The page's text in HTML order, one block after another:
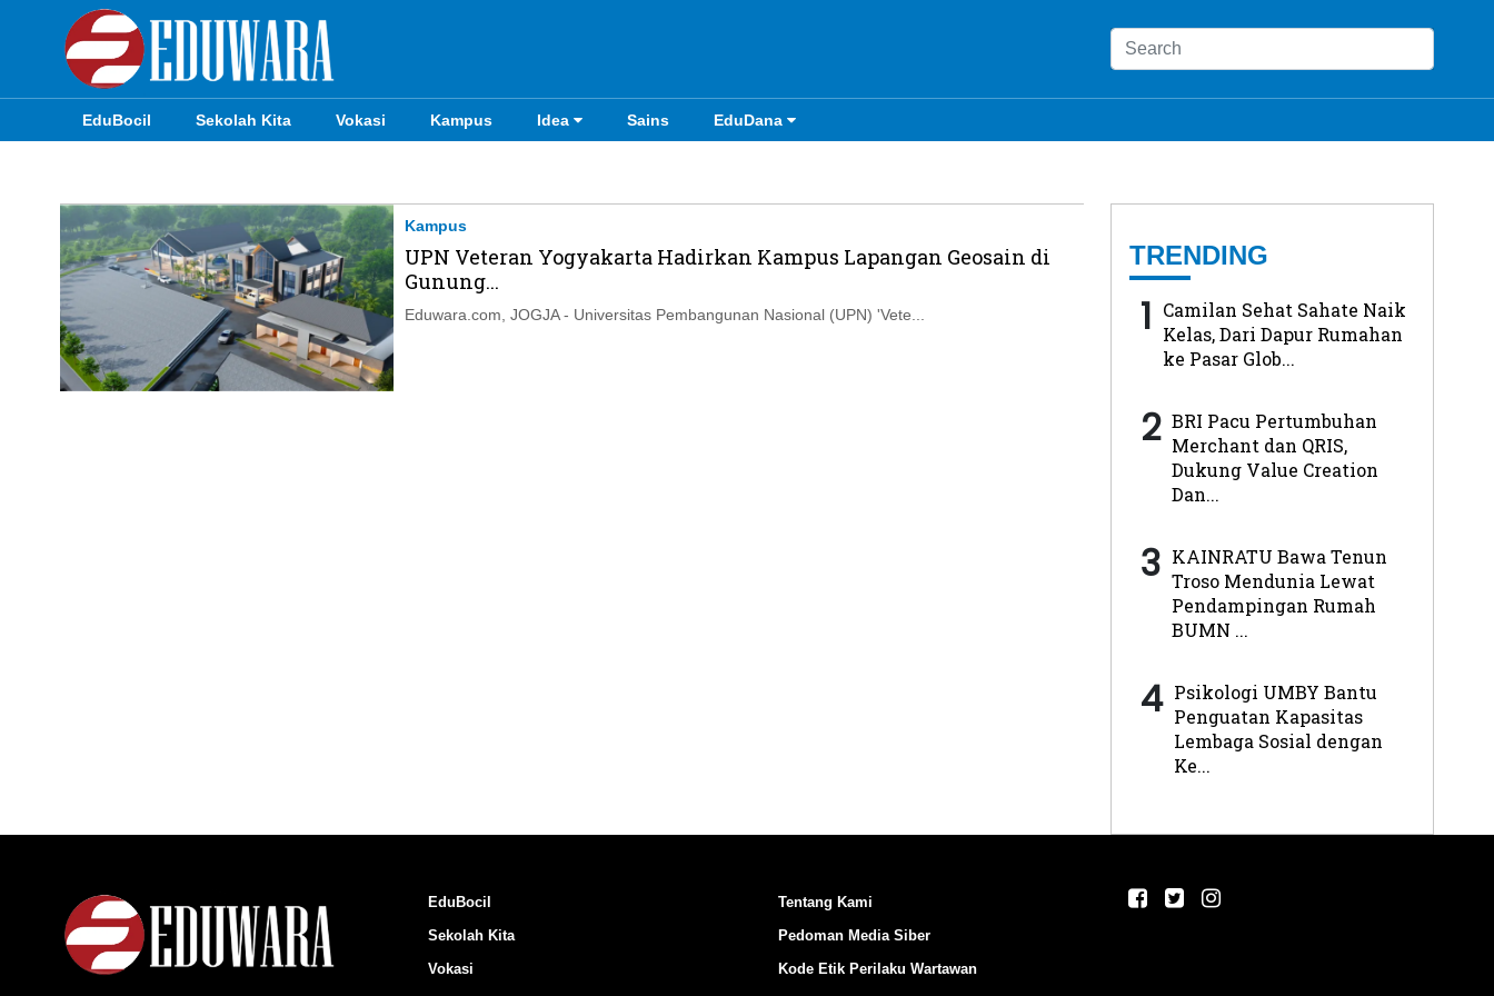
EduBocil Sekolah Kita Vokasi Kampus Idea Sains EduDana
Sekolah Kita
Vokasi
Kampus
Idea
Sains
Kampus
UPN Veteran Yogyakarta Hadirkan Kampus Lapangan Geosain di
Gunung...
Eduwara.com, JOGJA - Universitas Pembangunan Nasional (UPN) 'Vete...
TRENDING
1 Camilan Sehat Sahate Naik
Kelas, Dari Dapur Rumahan
ke Pasar Glob...
2 BRI Pacu Pertumbuhan
Merchant dan QRIS,
Dukung Value Creation
Dan...
3 KAINRATU Bawa Tenun
Troso Mendunia Lewat
Pendampingan Rumah
BUMN ...
4 Psikologi UMBY Bantu
Penguatan Kapasitas
Lembaga Sosial dengan
Ke...
EduBocil
Sekolah Kita
Vokasi
Tentang Kami
Pedoman Media Siber
Kode Etik Perilaku Wartawan